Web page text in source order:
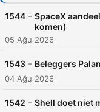
1544 - SpaceX
komen)
05 Ağu 2026
1543 - Beleggers
04 Ağu 2026
1542 - Shell doet niet